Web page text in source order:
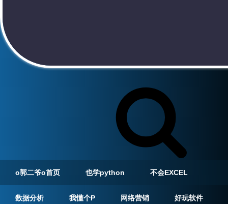
o郭二爷o首页 也学python 不会EXCEL
数据分析 我懂个P 网络营销 好玩软件